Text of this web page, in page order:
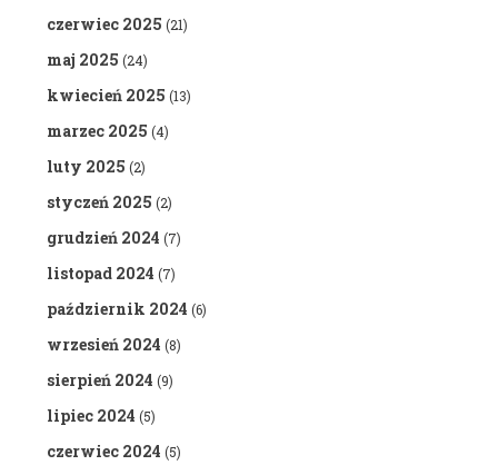
czerwiec 2025 (21)
maj 2025 (24)
kwiecień 2025 (13)
marzec 2025 (4)
luty 2025 (2)
styczeń 2025 (2)
grudzień 2024 (7)
listopad 2024 (7)
październik 2024 (6)
wrzesień 2024 (8)
sierpień 2024 (9)
lipiec 2024 (5)
czerwiec 2024 (5)